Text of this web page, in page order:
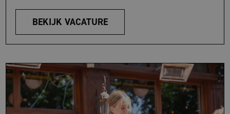
BEKIJK VACATURE